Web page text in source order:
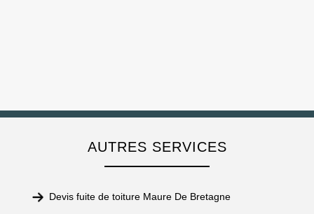
AUTRES SERVICES
Devis fuite de toiture Maure De Bretagne